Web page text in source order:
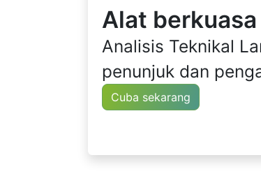
Alat
Analisis Teknikal
penunjuk dan
Cuba sekarang